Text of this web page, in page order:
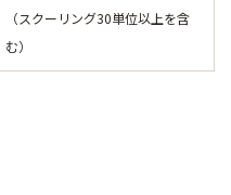
（スクーリング30単位以上を含
む）